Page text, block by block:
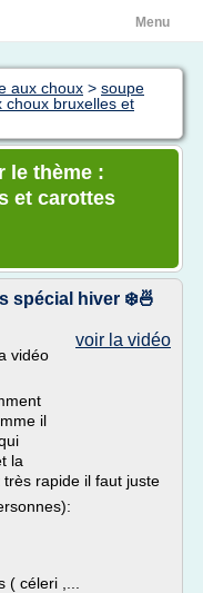
Menu
aux choux > soupe
choux bruxelles et
le thème :
et carottes
spécial hiver ❄️🍜
voir la vidéo
vidéo
il
la
rapide il faut juste
céleri ,...